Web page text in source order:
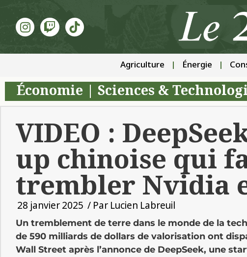
Agriculture Énergie
Économie Sciences &
VIDEO :
up chinoise qui
trembler Nvidia
28 janvier 2025 / Par Lucien Labreuil
Un tremblement de terre dans le monde de la
de 590 milliards de dollars de valorisation ont
Wall Street après l’annonce de DeepSeek, une